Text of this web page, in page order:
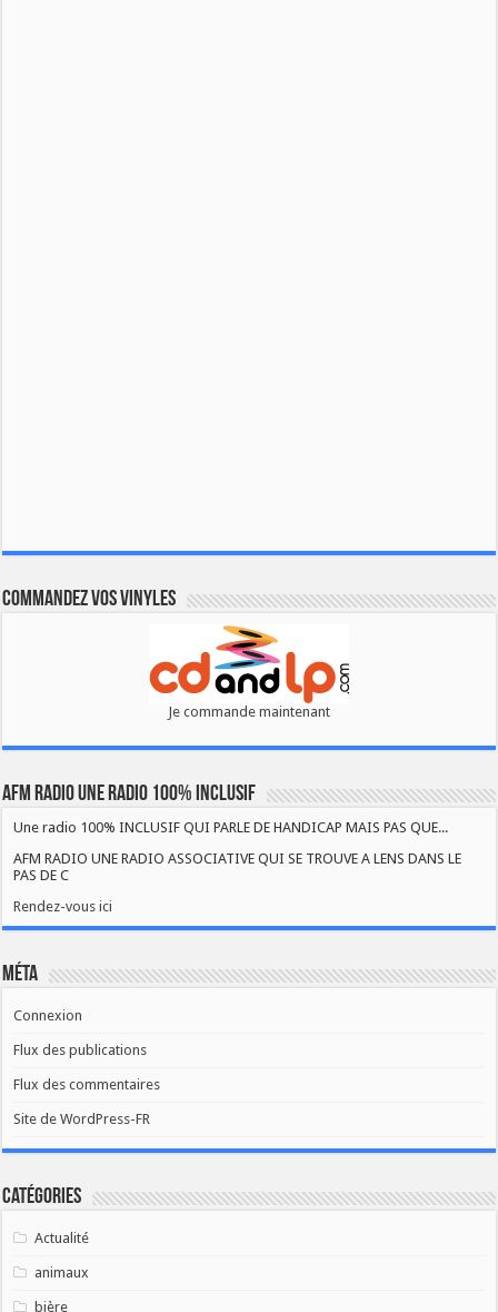
Commandez vos vinyles
Je commande maintenant
AFM RADIO UNE RADIO 100% INCLUSIF
Une radio 100% INCLUSIF QUI PARLE DE HANDICAP MAIS PAS QUE...
AFM RADIO UNE RADIO ASSOCIATIVE QUI SE TROUVE A LENS DANS LE
PAS DE C
Rendez-vous ici
Méta
Connexion
Flux des publications
Flux des commentaires
Site de WordPress-FR
Catégories
Actualité
animaux
bière